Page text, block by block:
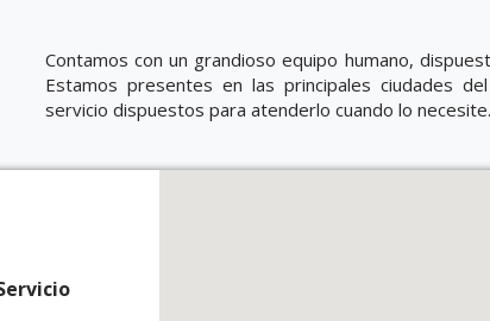
Contamos con un grandioso equipo humano,
Estamos presentes en las principales ciudades
servicio dispuestos para atenderlo cuando lo necesite.